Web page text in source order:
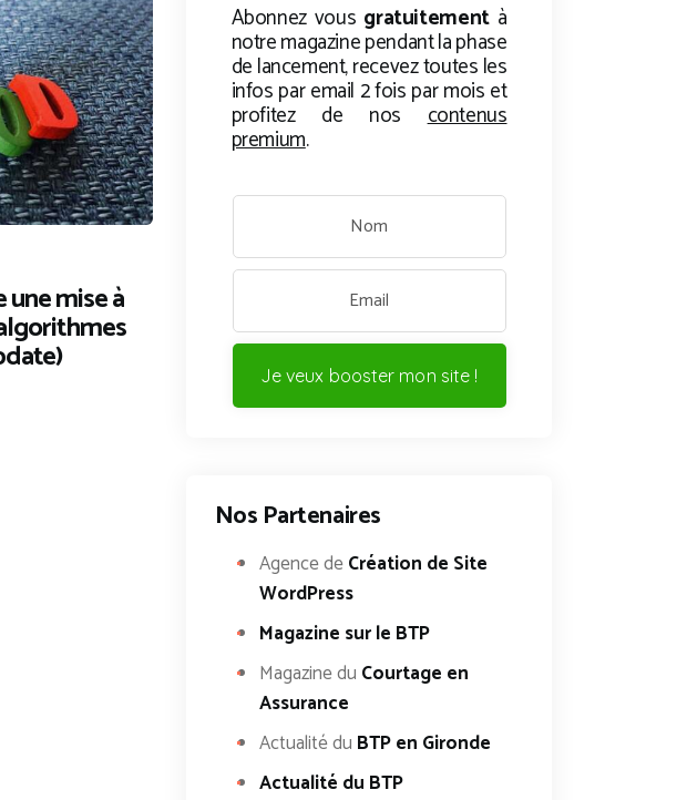
une mise à
Abonnez vous gratuitementà
notre magazine pendant la phase
de lancement, recevez toutes les
infos par email 2 fois par mois et
profitez de noscontenus
premium.
Je veux booster mon site !
Nos Partenaires
Agence deCréation de Site
WordPress
Magazine sur le BTP
Magazine du Courtage en
Assurance
Actualité du BTP en Gironde
Actualité du BTP